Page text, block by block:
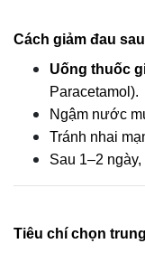
Cách giảm đau
Uống thuốc
Paracetamol).
Ngậm nước
Tránh nhai
Sau 1–2
Tiêu chí chọn